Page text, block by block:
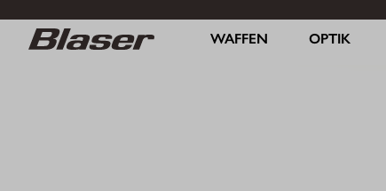
WAFFEN OPTIK